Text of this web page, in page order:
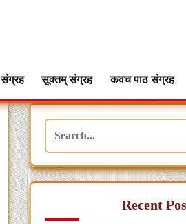
सूक्तम् संग्रह कवच पाठ संग्रह
Recent